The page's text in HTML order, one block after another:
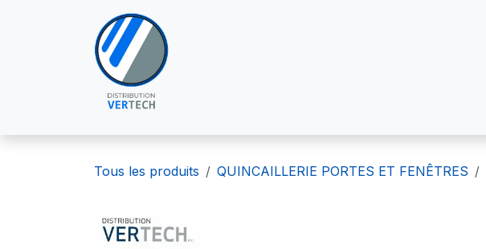
Se rendre au contenu
Tous les produits QUINCAILLERIE PORTES ET FENÊTRES